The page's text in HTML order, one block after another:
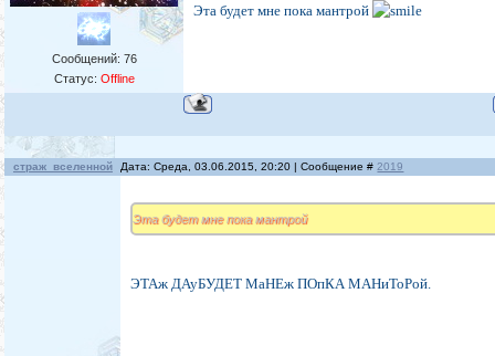
Сообщений: 76
Статус: Offline
Эта будет мне пока мантрой
страж_вселенной Дата: Среда, 03.06.2015, 20:20 | Сообщение #2019
Эта будет мне пока мантрой
ЭТАж ДАуБУДЕТ МаНЕж ПОпКА МАНиТоРой.